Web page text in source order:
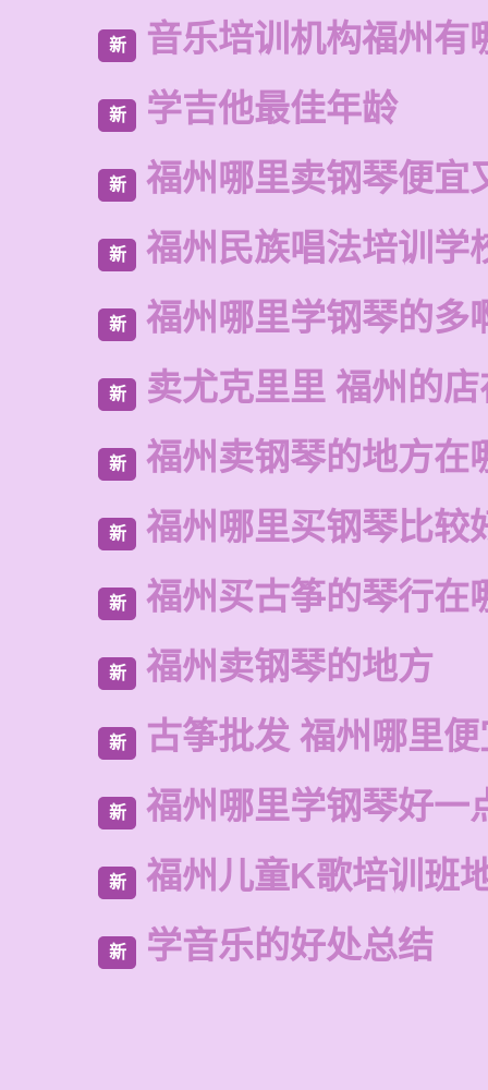
新 音乐培训机构福州有
新 学吉他最佳年龄
新 福州哪里卖钢琴便宜
新 福州民族唱法培训学
新 福州哪里学钢琴的多
新 卖尤克里里 福州的
新 福州卖钢琴的地方在
新 福州哪里买钢琴比较
新 福州买古筝的琴行在
新 福州卖钢琴的地方
新 古筝批发 福州哪里
新 福州哪里学钢琴好一
新 福州儿童K歌培训班
新 学音乐的好处总结